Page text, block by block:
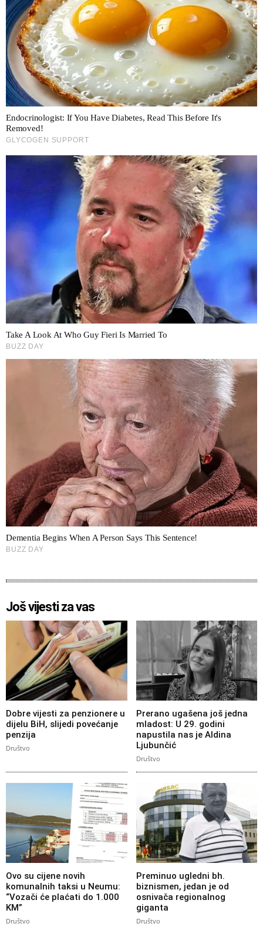
Još vijesti za vas
Dobre vijesti za penzionere u
dijelu BiH, slijedi povećanje
penzija
Društvo
Prerano ugašena još jedna
mladost: U 29. godini
napustila nas je Aldina
Ljubunčić
Društvo
Ovo su cijene novih
komunalnih taksi u Neumu:
“Vozači će plaćati do 1.000
KM”
Društvo
Preminuo ugledni bh.
biznismen, jedan je od
osnivača regionalnog
giganta
Društvo